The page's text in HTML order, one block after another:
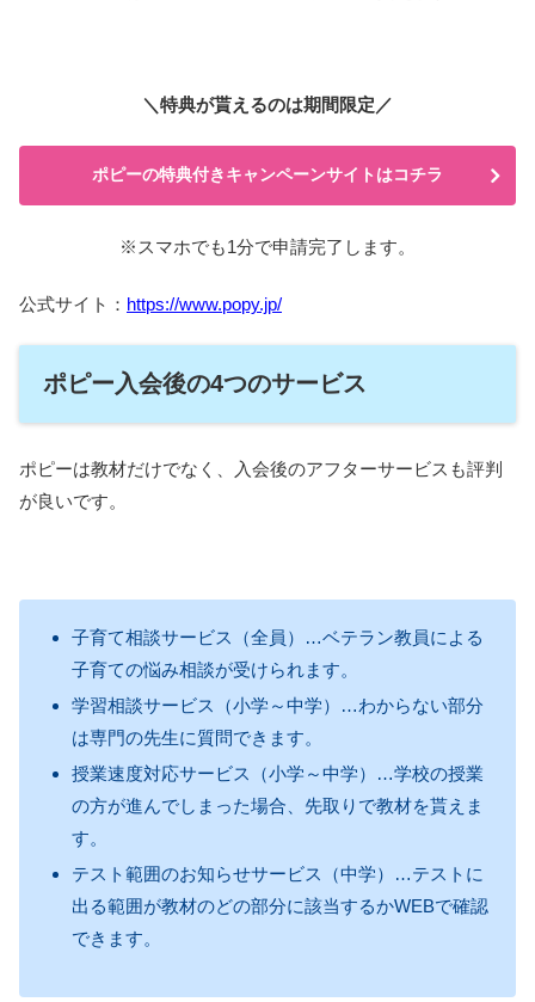
＼特典が貰えるのは期間限定／
ポピーの特典付きキャンペーンサイトはコチラ
※スマホでも1分で申請完了します。
公式サイト： https://www.popy.jp/
ポピー入会後の4つのサービス
ポピーは教材だけでなく、入会後のアフターサービスも評判
が良いです。
子育て相談サービス（全員）…ベテラン教員による
子育ての悩み相談が受けられます。
学習相談サービス（小学～中学）…わからない部分
は専門の先生に質問できます。
授業速度対応サービス（小学～中学）…学校の授業
の方が進んでしまった場合、先取りで教材を貰えま
す。
テスト範囲のお知らせサービス（中学）…テストに
出る範囲が教材のどの部分に該当するかWEBで確認
できます。